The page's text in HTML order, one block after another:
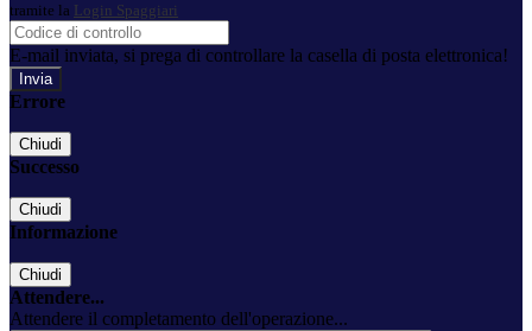
tramite la Login Spaggiari
E-mail inviata, si prega di controllare la casella di posta elettronica!
Errore
Chiudi
Successo
Chiudi
Informazione
Chiudi
Attendere...
Attendere il completamento dell'operazione...